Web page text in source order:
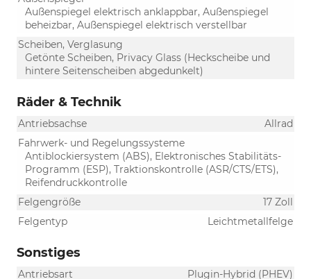
Außenspiegel elektrisch anklappbar, Außenspiegel
beheizbar, Außenspiegel elektrisch verstellbar
Scheiben, Verglasung
Getönte Scheiben, Privacy Glass (Heckscheibe und
hintere Seitenscheiben abgedunkelt)
Räder & Technik
Antriebsachse
Allrad
Fahrwerk- und Regelungssysteme
Antiblockiersystem (ABS), Elektronisches Stabilitäts-
Programm (ESP), Traktionskontrolle (ASR/CTS/ETS),
Reifendruckkontrolle
Felgengröße
17 Zoll
Felgentyp
Leichtmetallfelge
Sonstiges
Antriebsart
Plugin-Hybrid (PHEV)